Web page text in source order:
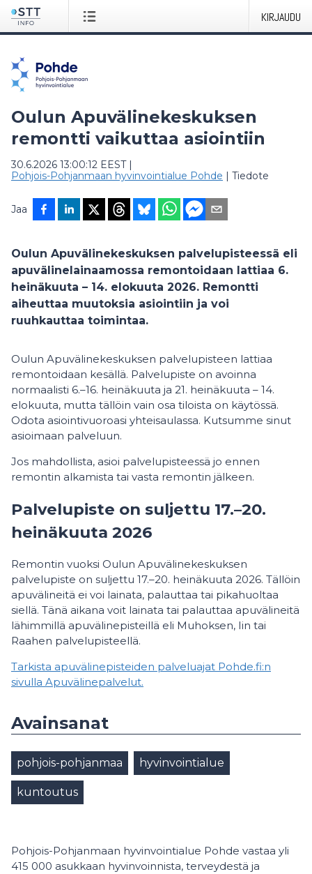
KIRJAUDU
Oulun Apuvälinekeskuksen
remontti vaikuttaa asiointiin
30.6.2026 13:00:12 EEST|
Pohjois-Pohjanmaan hyvinvointialue Pohde | Tiedote
Jaa
Oulun Apuvälinekeskuksen palvelupisteessä eli
apuvälinelainaamossa remontoidaan lattiaa 6.
heinäkuuta – 14. elokuuta 2026. Remontti
aiheuttaa muutoksia asiointiin ja voi
ruuhkauttaa toimintaa.
Oulun Apuvälinekeskuksen palvelupisteen lattiaa
remontoidaan kesällä. Palvelupiste on avoinna
normaalisti 6.–16. heinäkuuta ja 21. heinäkuuta – 14.
elokuuta, mutta tällöin vain osa tiloista on käytössä.
Odota asiointivuoroasi yhteisaulassa. Kutsumme sinut
asioimaan palveluun.
Jos mahdollista, asioi palvelupisteessä jo ennen
remontin alkamista tai vasta remontin jälkeen.
Palvelupiste on suljettu 17.–20.
heinäkuuta 2026
Remontin vuoksi Oulun Apuvälinekeskuksen
palvelupiste on suljettu 17.–20. heinäkuuta 2026. Tällöin
apuvälineitä ei voi lainata, palauttaa tai pikahuoltaa
siellä. Tänä aikana voit lainata tai palauttaa apuvälineitä
lähimmillä apuvälinepisteillä eli Muhoksen, Iin tai
Raahen palvelupisteellä.
Tarkista apuvälinepisteiden palveluajat Pohde.fi:n
sivulla Apuvälinepalvelut.
Avainsanat
pohjois-pohjanmaa hyvinvointialue
kuntoutus
Pohjois-Pohjanmaan hyvinvointialue Pohde vastaa yli
415 000 asukkaan hyvinvoinnista, terveydestä ja